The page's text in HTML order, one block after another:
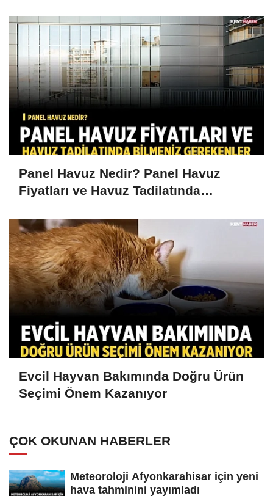
Panel Havuz Nedir? Panel Havuz
Fiyatları ve Havuz Tadilatında
Evcil Hayvan Bakımında Doğru Ürün
Seçimi Önem Kazanıyor
ÇOK OKUNAN HABERLER
Meteoroloji Afyonkarahisar için yeni
hava tahminini yayımladı